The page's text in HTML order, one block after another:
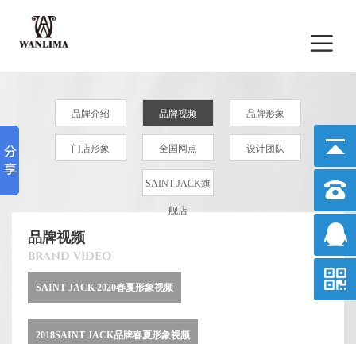
品牌介绍 品牌视频 品牌形象
门店形象 全国网点 设计团队
SAINT JACK旗
舰店
品牌视频
BRAND VIDEO
SAINT JACK 2020春夏形象视频
2018SAINT JACK品牌春夏形象视频